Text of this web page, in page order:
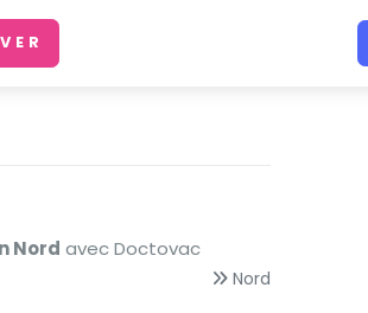
Nord avec Doctovac
Nord